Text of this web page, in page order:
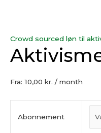
Crowd sourced løn til
Fra: 10,00 kr. / month
Abonnement